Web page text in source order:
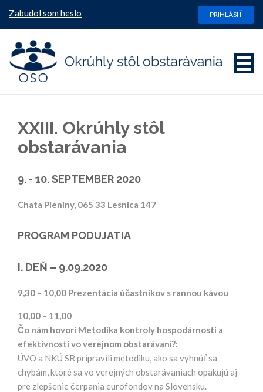
Zabudol som heslo PRIHLÁSIŤ
XXIII. Okrúhly stôl
obstarávania
9. - 10. SEPTEMBER 2020
Chata Pieniny, 065 33 Lesnica 147
PROGRAM PODUJATIA
I. DEŇ – 9.09.2020
9,30 – 10,00 Prezentácia účastníkov s rannou kávou
10,00 – 11,00
Čo nám hovorí Metodika kontroly hospodárnosti a
efektívnosti vo verejnom obstarávaní?:
ÚVO a NKÚ SR pripravili metodiku, ako sa vyhnúť sa
chybám, ktoré sa vo verejných obstarávaniach opakujú aj
pre zlepšenie čerpania eurofondov na Slovensku.